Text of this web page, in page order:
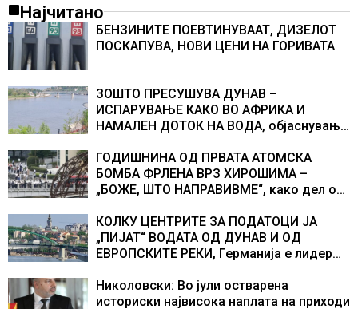
Најчитано
БЕНЗИНИТЕ ПОЕВТИНУВААТ, ДИЗЕЛОТ
ПОСКАПУВА, НОВИ ЦЕНИ НА ГОРИВАТА
ЗОШТО ПРЕСУШУВА ДУНАВ –
ИСПАРУВАЊЕ КАКО ВО АФРИКА И
НАМАЛЕН ДОТОК НА ВОДА, објаснување
ГОДИШНИНА ОД ПРВАТА АТОМСКА
БОМБА ФРЛЕНА ВРЗ ХИРОШИМА –
„БОЖЕ, ШТО НАПРАВИВМЕ“, како дел од
учесниците во бомбардирањето го
доживуваа овој настан што го промени
текот на историјата
КОЛКУ ЦЕНТРИТЕ ЗА ПОДАТОЦИ ЈА
„ПИЈАТ“ ВОДАТА ОД ДУНАВ И ОД
ЕВРОПСКИТЕ РЕКИ, Германија е лидер
центри за податоци
Николовски: Во јули остварена
историски највисока наплата на приходи